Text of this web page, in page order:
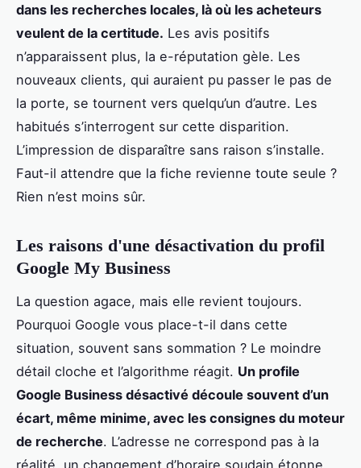
dans les recherches locales, là où les acheteurs
veulent de la certitude. Les avis positifs
n’apparaissent plus, la e-réputation gèle. Les
nouveaux clients, qui auraient pu passer le pas de
la porte, se tournent vers quelqu’un d’autre. Les
habitués s’interrogent sur cette disparition.
L’impression de disparaître sans raison s’installe.
Faut-il attendre que la fiche revienne toute seule ?
Rien n’est moins sûr.
Les raisons d'une désactivation du profil
Google My Business
La question agace, mais elle revient toujours.
Pourquoi Google vous place-t-il dans cette
situation, souvent sans sommation ? Le moindre
détail cloche et l’algorithme réagit. Un profile
Google Business désactivé découle souvent d’un
écart, même minime, avec les consignes du moteur
de recherche. L’adresse ne correspond pas à la
réalité, un changement d’horaire soudain étonne,